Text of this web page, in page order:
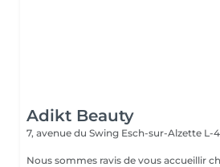
Adikt Beauty
7, avenue du Swing Esch-sur-Alzette L-
Nous sommes ravis de vous accueillir